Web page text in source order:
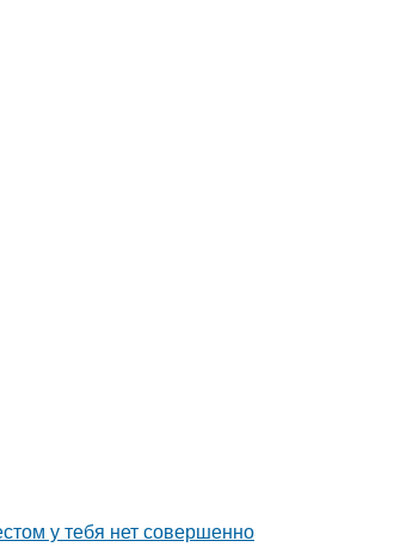
у тебя нет совершенно